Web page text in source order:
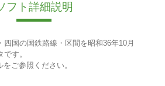
フト詳細説明
国の国鉄路線・区間を昭和36年10月
す。
ご参照ください。